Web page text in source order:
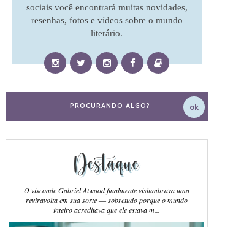
sociais você encontrará muitas novidades,
resenhas, fotos e vídeos sobre o mundo
literário.
Destaque
O visconde Gabriel Atwood finalmente vislumbrava uma
reviravolta em sua sorte ― sobretudo porque o mundo
inteiro acreditava que ele estava m...